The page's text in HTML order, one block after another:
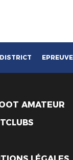
DISTRICT
AMATEUR